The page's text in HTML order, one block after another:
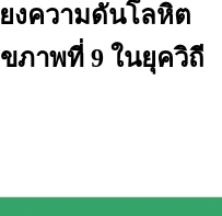
งความดันโลหิต
ภาพที่ 9 ในยุควิถี